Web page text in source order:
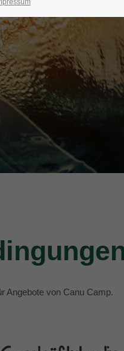
Angebote von Canu Camp.